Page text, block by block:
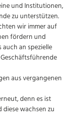
und Institutionen,
zu unterstützen.
wir immer auf
fördern und
an spezielle
aus vergangenen
denn es ist
wachsen zu